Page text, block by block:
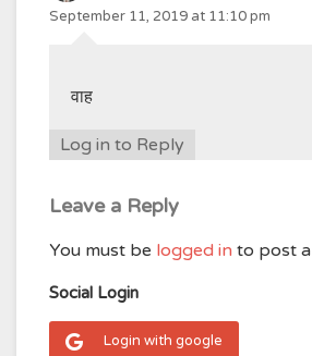
September 11, 2019 at 11:10 pm
वाह
Log in to Reply
Leave a Reply
You must be logged in to post
Social Login
Login with google